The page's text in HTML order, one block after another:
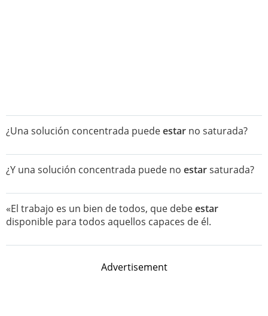
¿Una solución concentrada puedeestar no saturada?
¿Y una solución concentrada puede no estarsaturada?
«El trabajo es un bien de todos, que debeestar
disponible para todos aquellos capaces de él.
Advertisement